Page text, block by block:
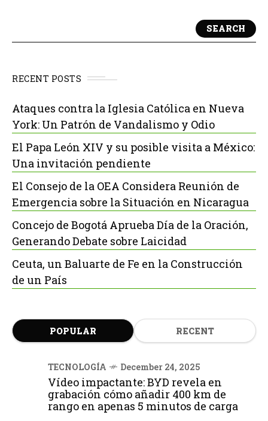
SEARCH
RECENT POSTS
Ataques contra la Iglesia Católica en Nueva
York: Un Patrón de Vandalismo y Odio
El Papa León XIV y su posible visita a México:
Una invitación pendiente
El Consejo de la OEA Considera Reunión de
Emergencia sobre la Situación en Nicaragua
Concejo de Bogotá Aprueba Día de la Oración,
Generando Debate sobre Laicidad
Ceuta, un Baluarte de Fe en la Construcción
de un País
POPULAR RECENT
TECNOLOGÍA December 24, 2025
Vídeo impactante: BYD revela en
grabación cómo añadir 400 km de
rango en apenas 5 minutos de carga